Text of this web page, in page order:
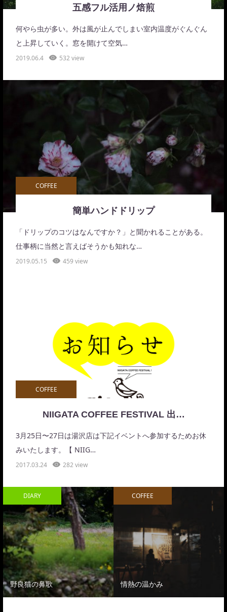
五感フル活用ノ焙煎
何やら虫が多い。外は風が止んでしまい室内温度がぐんぐん
と上昇していく。窓を開けて空気…
2019.06.4 532 view
COFFEE
簡単ハンドドリップ
「ドリップのコツはなんですか？」と聞かれることがある。
仕事柄に当然と言えばそうかも知れな…
2019.05.15 459 view
COFFEE
NIIGATA COFFEE FESTIVAL 出…
3月25日〜27日は湯沢店は下記イベントへ参加するためお休
みいたします。【 NIIG…
2017.03.24 282 view
DIARY
野良猫の鼻歌
COFFEE
情熱の温かみ